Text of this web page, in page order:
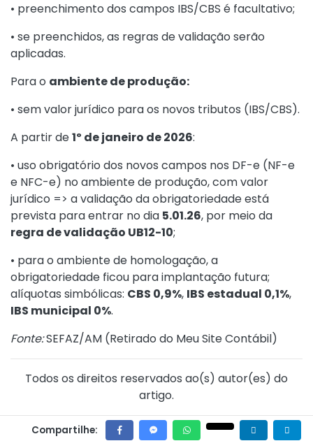
• preenchimento dos campos IBS/CBS é facultativo;
• se preenchidos, as regras de validação serão
aplicadas.
Para o ambiente de produção:
• sem valor jurídico para os novos tributos (IBS/CBS).
A partir de1º de janeiro de 2026:
• uso obrigatório dos novos campos nos DF-e (NF-e
e NFC-e) no ambiente de produção, com valor
jurídico => a validação da obrigatoriedade está
prevista para entrar no dia 5.01.26, por meio da
regra de validação UB12-10;
• para o ambiente de homologação, a
obrigatoriedade ficou para implantação futura;
alíquotas simbólicas: CBS 0,9%, IBS estadual 0,1%,
IBS municipal 0%.
Fonte:SEFAZ/AM (Retirado do Meu Site Contábil)
Todos os direitos reservados ao(s) autor(es) do
artigo.
Compartilhe: